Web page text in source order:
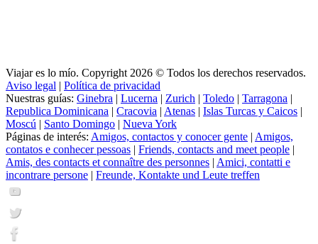
Viajar es lo mío. Copyright 2026 © Todos los derechos reservados.
Aviso legal | Política de privacidad
Nuestras guías: Ginebra | Lucerna | Zurich | Toledo | Tarragona |
Republica Dominicana | Cracovia | Atenas | Islas Turcas y Caicos |
Moscú | Santo Domingo | Nueva York
Páginas de interés: Amigos, contactos y conocer gente | Amigos,
contatos e conhecer pessoas | Friends, contacts and meet people |
Amis, des contacts et connaître des personnes | Amici, contatti e
incontrare persone | Freunde, Kontakte und Leute treffen